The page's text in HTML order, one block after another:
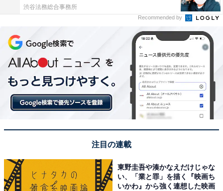
関西で住みたい街（駅）の総合ランキング！ 兵
1
渋谷法務総合事務所
Recommended by
注目の連載
東野圭吾や湊かなえだけじゃな
い、「業と罪」を描く『映画ち
いかわ』から強く連想した映画